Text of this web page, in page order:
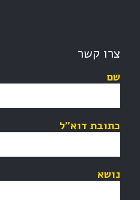
צרו קשר
שם
כתובת דוא"ל
נושא